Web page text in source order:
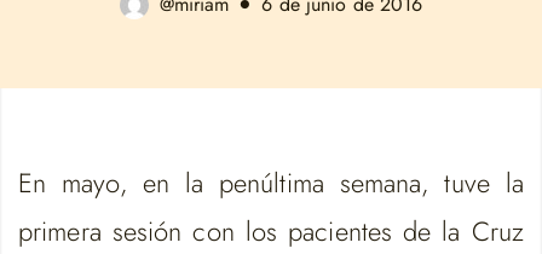
En mayo, en la penúltima semana, tuve la
primera sesión con los pacientes de la Cruz